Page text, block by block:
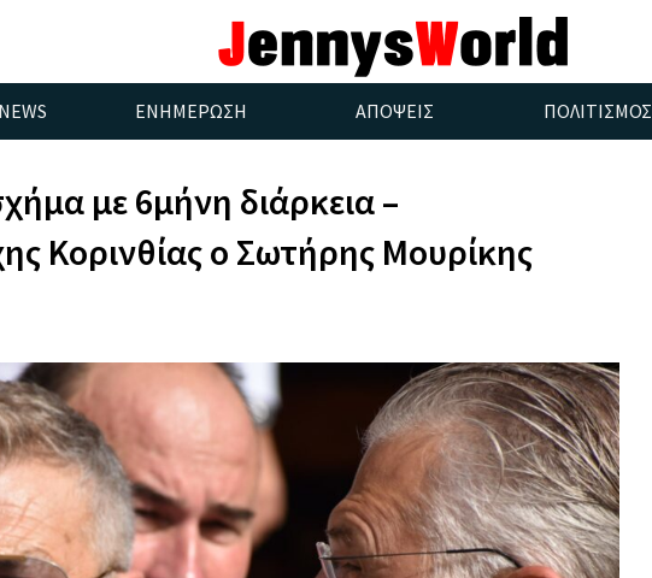
ΕΝΗΜΕΡΩΣΗ ΑΠΟΨΕΙΣ ΠΟΛΙΤΙΣΜΟΣ
με 6μήνη διάρκεια –
Κορινθίας ο Σωτήρης Μουρίκης